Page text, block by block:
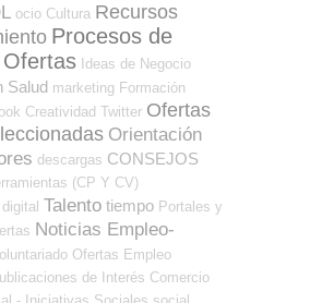
ocio Cultura Recursos
Procesos de
Ideas de Negocio
Salud marketing Formación
Creatividad Twitter Ofertas
Orientación
descargas CONSEJOS
(CP Y CV)
Talento tiempo Portales y
Noticias Empleo-
Ofertas Empleo
de Interés Comercio